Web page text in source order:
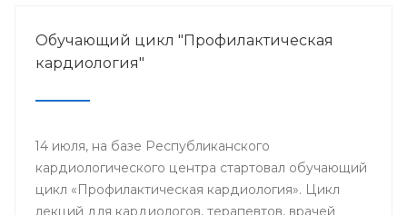
Обучающий цикл "Профилактическая
кардиология"
14 июля, на базе Республиканского
кардиологического центра стартовал обучающий
цикл «Профилактическая кардиология». Цикл
лекций для кардиологов, терапевтов, врачей